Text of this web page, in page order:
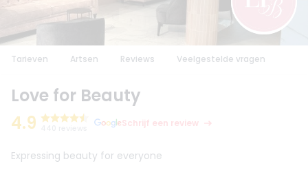
Tarieven Artsen Reviews Veelgestelde vragen
Love for Beauty
4.9
Schrijf een review
Expressing beauty for everyone